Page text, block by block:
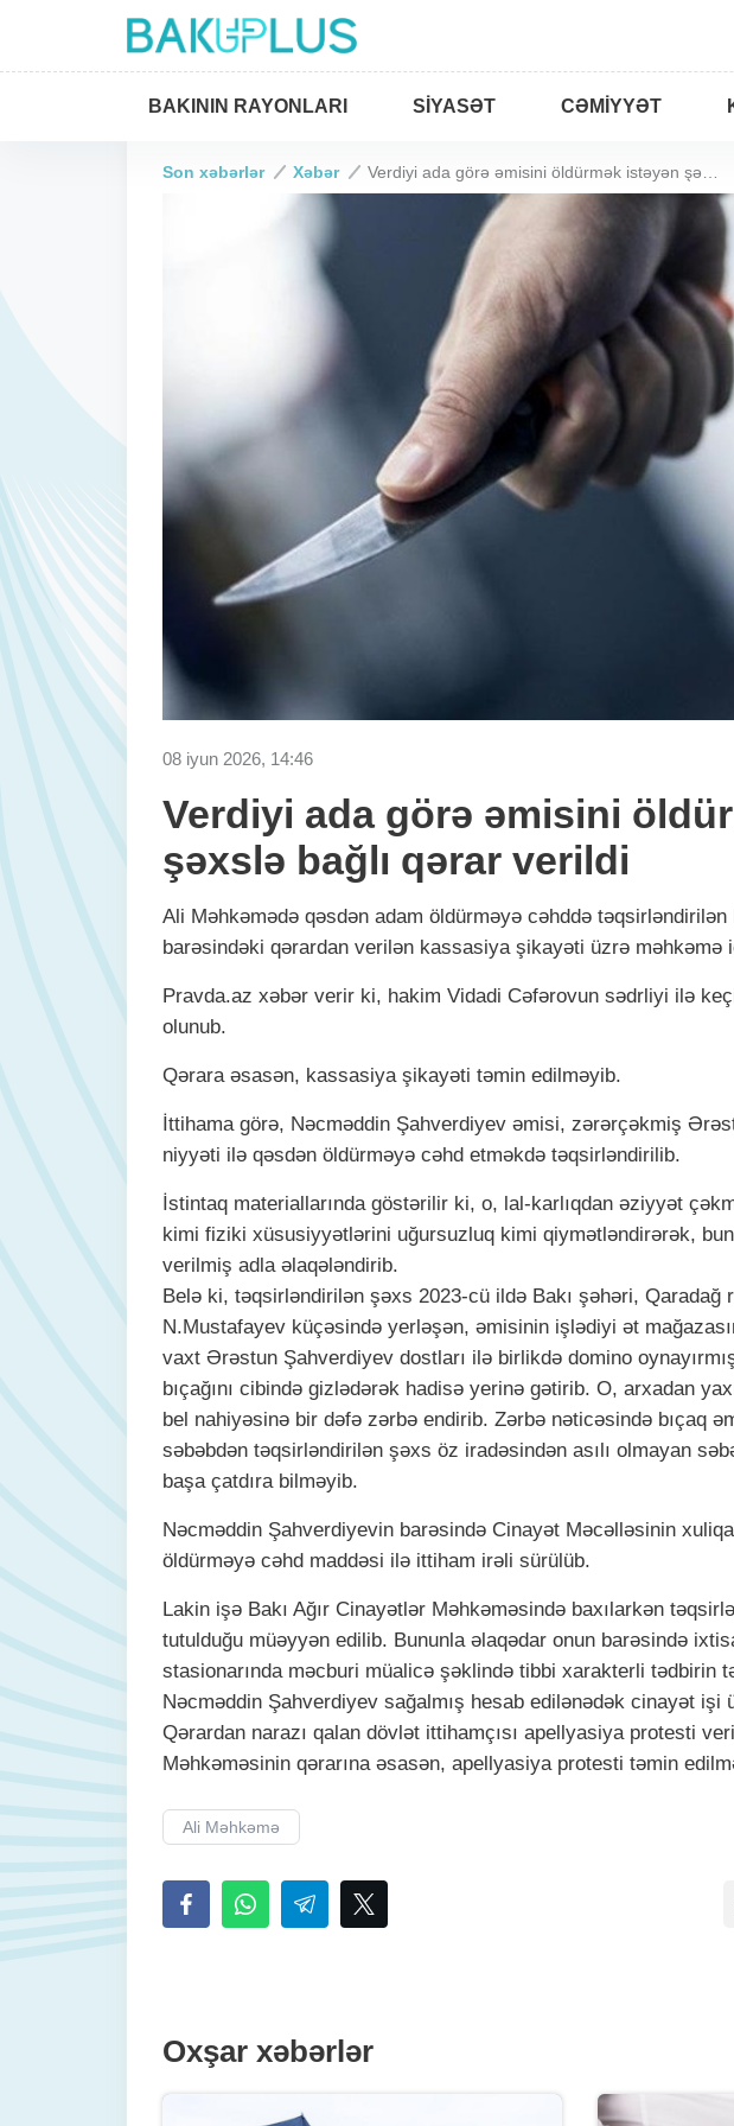
BAKININ RAYONLARI SIYASƏT CƏMIYYƏT
Son xəbərlər Xəbər
08 iyun 2026, 14:46
Verdiyi ada görə əmisini
şəxslə bağlı qərar verildi
Ali Məhkəmədə qəsdən adam öldürməyə cəhddə
barəsindəki qərardan verilən kassasiya şikayəti üzrə məhkəmə
Pravda.az xəbər verir ki, hakim Vidadi Cəfərovun sədrliyi ilə
olunub.
Qərara əsasən, kassasiya şikayəti təmin edilməyib.
İttihama görə, Nəcməddin Şahverdiyev əmisi, zərərçəkmiş
niyyəti ilə qəsdən öldürməyə cəhd etməkdə təqsirləndirilib.
İstintaq materiallarında göstərilir ki, o, lal-karlıqdan əziyyət
kimi fiziki xüsusiyyətlərini uğursuzluq kimi qiymətləndirərək,
verilmiş adla əlaqələndirib.
Belə ki, təqsirləndirilən şəxs 2023-cü ildə Bakı şəhəri, Qaradağ
N.Mustafayev küçəsində yerləşən, əmisinin işlədiyi ət
vaxt Ərəstun Şahverdiyev dostları ilə birlikdə domino
bıçağını cibində gizlədərək hadisə yerinə gətirib. O, arxadan
bel nahiyəsinə bir dəfə zərbə endirib. Zərbə nəticəsində bıçaq
səbəbdən təqsirləndirilən şəxs öz iradəsindən asılı olmayan
başa çatdıra bilməyib.
Nəcməddin Şahverdiyevin barəsində Cinayət Məcəlləsinin
öldürməyə cəhd maddəsi ilə ittiham irəli sürülüb.
Lakin işə Bakı Ağır Cinayətlər Məhkəməsində baxılarkən
tutulduğu müəyyən edilib. Bununla əlaqədar onun barəsində
stasionarında məcburi müalicə şəklində tibbi xarakterli tədbirin
Nəcməddin Şahverdiyev sağalmış hesab edilənədək cinayət işi
Qərardan narazı qalan dövlət ittihamçısı apellyasiya protesti
Məhkəməsinin qərarına əsasən, apellyasiya protesti təmin
Ali Məhkəmə
Oxşar xəbərlər